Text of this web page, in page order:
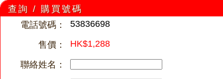
查詢 / 購買號碼
電話號碼：
53836698
售價： HK$1,288
聯絡姓名：